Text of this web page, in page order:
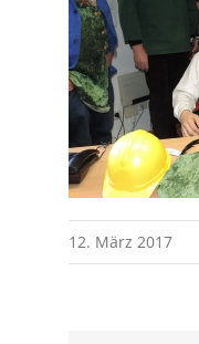
12. März 2017